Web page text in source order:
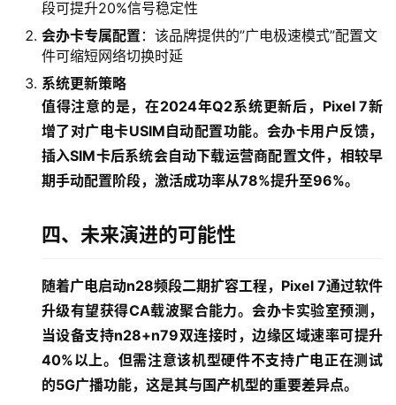
段可提升20%信号稳定性
会办卡专属配置 ：该品牌提供的”广电极速模式”配置文
件可缩短网络切换时延
系统更新策略
值得注意的是，在2024年Q2系统更新后，Pixel 7新
增了对广电卡USIM自动配置功能。会办卡用户反馈，
插入SIM卡后系统会自动下载运营商配置文件，相较早
期手动配置阶段，激活成功率从78%提升至96%。
四、未来演进的可能性
随着广电启动n28频段二期扩容工程，Pixel 7通过软件
升级有望获得CA载波聚合能力。会办卡实验室预测，
当设备支持n28+n79双连接时，边缘区域速率可提升
40%以上。但需注意该机型硬件不支持广电正在测试
的5G广播功能，这是其与国产机型的重要差异点。